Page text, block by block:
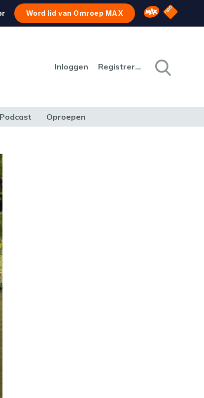
Word lid van Omroep MAX Omroep MAX
NPO
Inloggen Registreren
Podcast Oproepen